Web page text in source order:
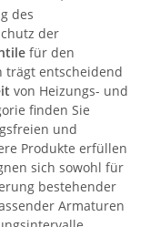
des
der
für den
trägt entscheidend
von Heizungs- und
finden Sie
und
Produkte erfüllen
sich sowohl für
bestehender
Armaturen